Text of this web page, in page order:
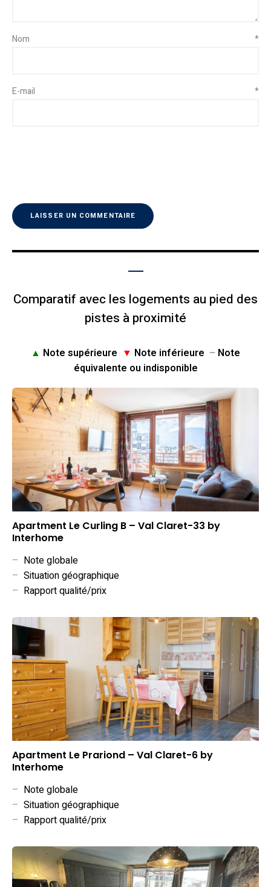
Nom *
E-mail *
Comparatif avec les logements au pied des
pistes à proximité
▲ Note supérieure ▼ Note inférieure – Note
équivalente ou indisponible
Apartment Le Curling B – Val Claret-33 by
Interhome
– Note globale
– Situation géographique
– Rapport qualité/prix
Apartment Le Prariond – Val Claret-6 by
Interhome
– Note globale
– Situation géographique
– Rapport qualité/prix